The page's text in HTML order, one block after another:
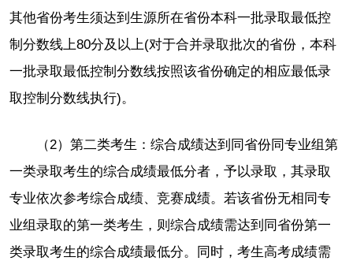
其他省份考生须达到生源所在省份本科一批录取最低控
制分数线上80分及以上(对于合并录取批次的省份，本科
一批录取最低控制分数线按照该省份确定的相应最低录
取控制分数线执行)。
（2）第二类考生：综合成绩达到同省份同专业组第
一类录取考生的综合成绩最低分者，予以录取，其录取
专业依次参考综合成绩、竞赛成绩。若该省份无相同专
业组录取的第一类考生，则综合成绩需达到同省份第一
类录取考生的综合成绩最低分。同时，考生高考成绩需